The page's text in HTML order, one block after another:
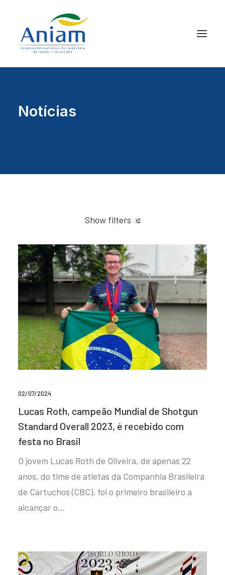
Notícias
Show filters
02/07/2024
Lucas Roth, campeão Mundial de Shotgun
Standard Overall 2023, é recebido com
festa no Brasil
O jovem Lucas Roth de Oliveira, de apenas 22
anos, do time de atletas da Companhia Brasileira
de Cartuchos (CBC), foi o primeiro brasileiro a
alcançar o…